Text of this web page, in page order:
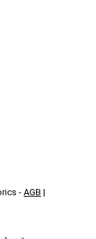
- AGB |